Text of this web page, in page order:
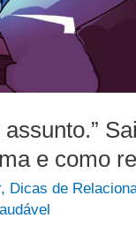
assunto.”
e como
, Dicas de